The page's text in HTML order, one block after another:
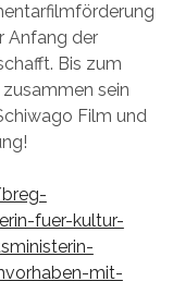
Anfang der
Bis zum
sein
Film und
fuer-kultur-
mit-